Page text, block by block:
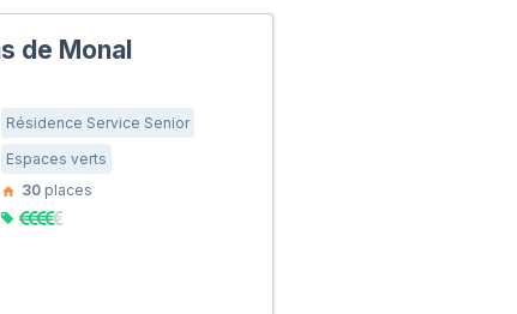
de Monal
Résidence Service Senior
Espaces verts
30 places